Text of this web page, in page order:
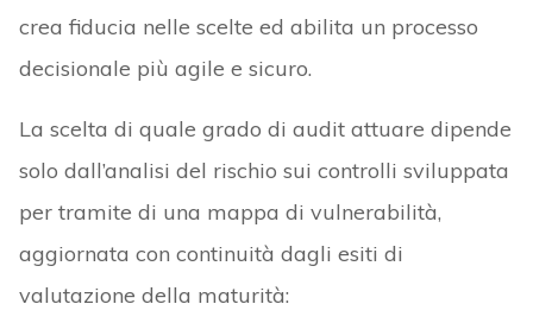
crea fiducia nelle scelte ed abilita un processo
decisionale più agile e sicuro.
La scelta di quale grado di audit attuare dipende
solo dall’analisi del rischio sui controlli sviluppata
per tramite di una mappa di vulnerabilità,
aggiornata con continuità dagli esiti di
valutazione della maturità: